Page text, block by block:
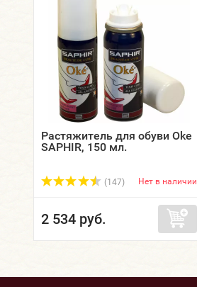
Растяжитель для обуви Oke
SAPHIR, 150 мл.
(147) Нет в наличии
2 534 руб.